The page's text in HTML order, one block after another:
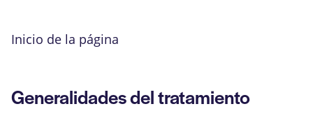
Inicio de la página
Generalidades del tratamiento